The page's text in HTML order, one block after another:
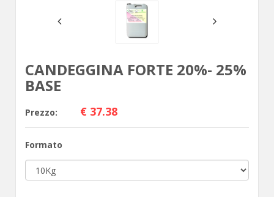
CANDEGGINA FORTE 20%- 25%
BASE
Prezzo: € 37.38
Formato